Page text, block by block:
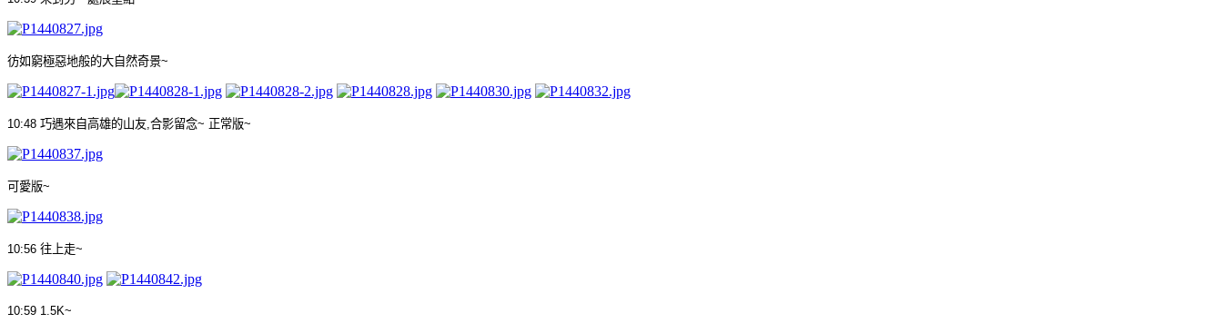
彷如窮極惡地般的大自然奇景~
10:48 巧遇來自高雄的山友 合影留念~ 正常版~
可愛版~
10:56 往上走~
10:59 1.5K~